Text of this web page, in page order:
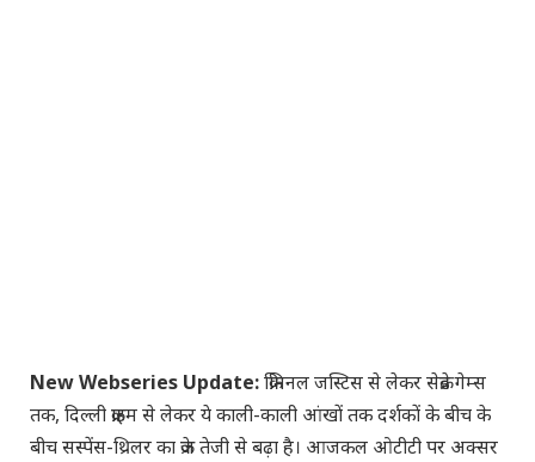
New Webseries Update:क्रिमिनल जस्टिस से लेकर सेक्रेड गेम्स
तक, दिल्ली क्राइम से लेकर ये काली-काली आंखों तक दर्शकों के बीच के
बीच सस्पेंस-थ्रिलर का क्रेज तेजी से बढ़ा है। आजकल ओटीटी पर अक्सर